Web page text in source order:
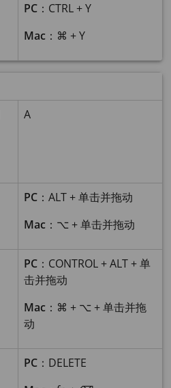
PC ：CTRL + Y
Mac ：⌘ + Y
A
PC ：ALT + 单击并拖动
Mac ：⌥ + 单击并拖动
PC ：CONTROL + ALT + 单
击并拖动
Mac ：⌘ + ⌥ + 单击并拖
动
PC ：DELETE